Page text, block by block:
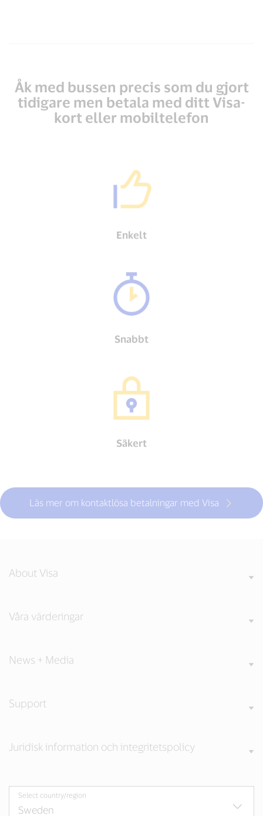
Åk med bussen precis som du gjort
tidigare men betala med ditt Visa-
kort eller mobiltelefon
Enkelt
Snabbt
Säkert
Läs mer om kontaktlösa betalningar med Visa
About Visa
Våra värderingar
News + Media
Support
Juridisk information och integritetspolicy
Select country/region